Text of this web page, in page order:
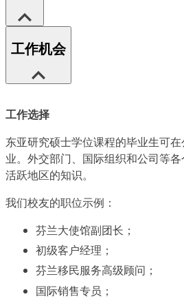
工作机会
工作选择
东亚研究硕士学位课程的毕业生可
业。外交部门、国际组织和公司等
活跃地区的知识。
我们校友的职位示例：
芬兰大使馆副团长；
初级客户经理；
芬兰移民服务高级顾问；
国际销售专员；